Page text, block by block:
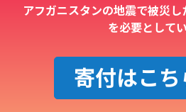
アフガニスタンの地震で被災
を必要として
寄付はこ